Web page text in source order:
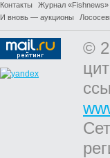
Контакты Журнал «Fishnews»
И вновь — аукционы
©